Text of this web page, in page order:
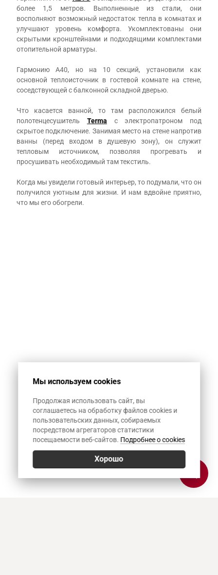
более 1,5 метров. Выполненные из стали, они
восполняют возможный недостаток тепла в комнатах и
улучшают уровень комфорта. Укомплектованы они
скрытыми кронштейнами и подходящими комплектами
отопительной арматуры.
Гармонию А40, но на 10 секций, установили как
основной теплоисточник в гостевой комнате на стене,
соседствующей с балконной складной дверью.
Что касается ванной, то там расположился белый
полотенцесушитель Terma с электропатроном под
скрытое подключение. Занимая место на стене напротив
ванны (перед входом в душевую зону), он служит
тепловым источником, позволяя прогревать и
просушивать необходимый там текстиль.
Когда мы увидели готовый интерьер, то подумали, что он
получился уютным для жизни. И нам вдвойне приятно,
что мы его обогрели.
Мы используем cookies
Продолжая использовать сайт, вы
соглашаетесь на обработку файлов cookies и
пользовательских данных, собираемых
посредством агрегаторов статистики
посещаемости веб-сайтов. Подробнее о cookies
Хорошо